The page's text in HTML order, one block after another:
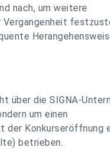
nach, um weitere
Vergangenheit
über die SIGNA-
um einen
der Konkurseröffnung
betrieben.